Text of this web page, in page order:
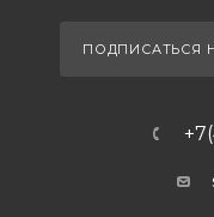
ПОДПИСАТЬСЯ